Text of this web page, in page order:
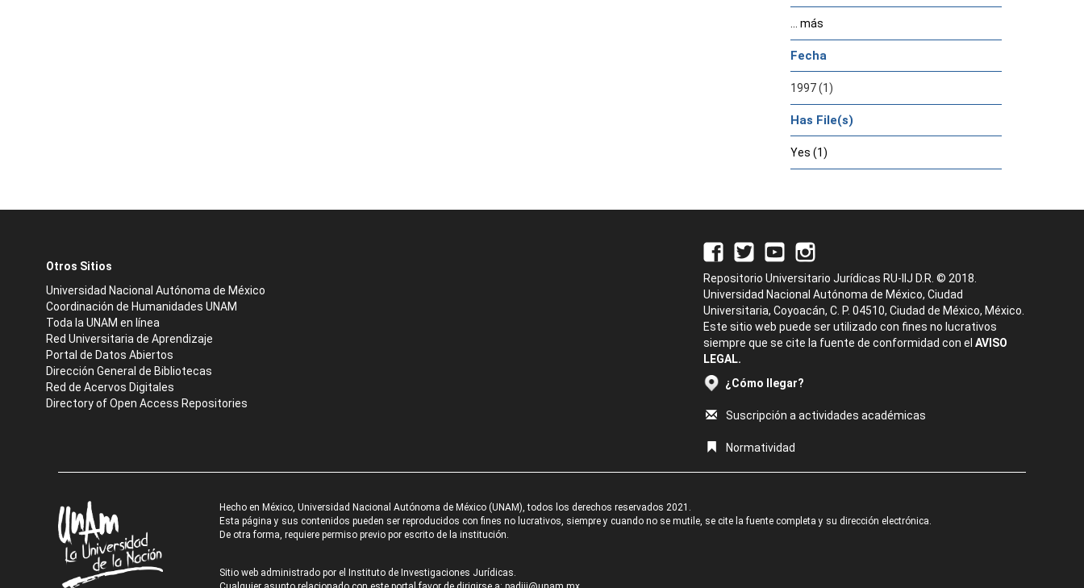
... más
Fecha
1997 (1)
Has File(s)
Yes (1)
Otros Sitios
Universidad Nacional Autónoma de México
Coordinación de Humanidades UNAM
Toda la UNAM en línea
Red Universitaria de Aprendizaje
Portal de Datos Abiertos
Dirección General de Bibliotecas
Red de Acervos Digitales
Directory of Open Access Repositories
Repositorio Universitario Jurídicas RU-IIJ D.R. © 2018.
Universidad Nacional Autónoma de México, Ciudad
Universitaria, Coyoacán, C. P. 04510, Ciudad de México, México.
Este sitio web puede ser utilizado con fines no lucrativos
siempre que se cite la fuente de conformidad con el AVISO
LEGAL.
¿Cómo llegar?
Suscripción a actividades académicas
Normatividad
Hecho en México, Universidad Nacional Autónoma de México (UNAM), todos los derechos reservados 2021.
Esta página y sus contenidos pueden ser reproducidos con fines no lucrativos, siempre y cuando no se mutile, se cite la fuente completa y su dirección electrónica.
De otra forma, requiere permiso previo por escrito de la institución.
Sitio web administrado por el Instituto de Investigaciones Jurídicas.